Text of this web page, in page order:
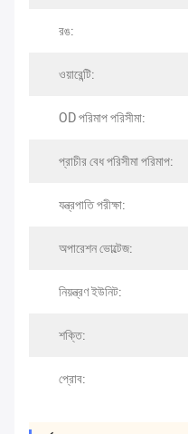
রঙ:
ওয়ারেন্টি:
OD পরিমাপ পরিসীমা:
প্রাচীর বেধ পরিসীমা পরিমাপ:
যন্ত্রপাতি পরীক্ষা:
অপারেশন ভোল্টেজ:
নিয়ন্ত্রণ ইউনিট:
শক্তি:
প্রোব: